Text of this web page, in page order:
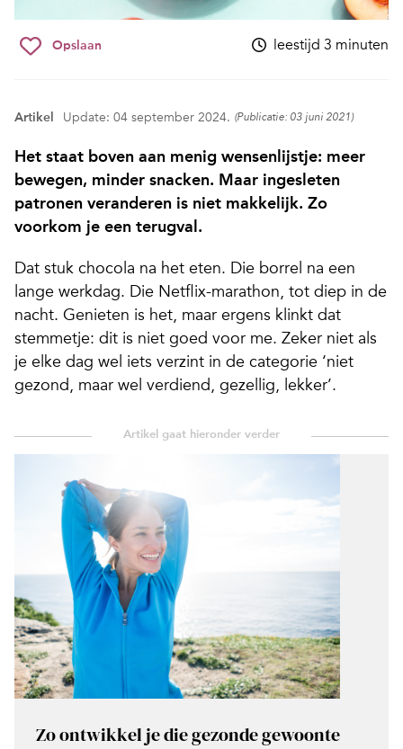
Opslaan leestijd 3 minuten
Artikel Update: 04 september 2024. (Publicatie: 03 juni 2021)
Het staat boven aan menig wensenlijstje: meer
bewegen, minder snacken. Maar ingesleten
patronen veranderen is niet makkelijk. Zo
voorkom je een terugval.
Dat stuk chocola na het eten. Die borrel na een
lange werkdag. Die Netflix-marathon, tot diep in de
nacht. Genieten is het, maar ergens klinkt dat
stemmetje: dit is niet goed voor me. Zeker niet als
je elke dag wel iets verzint in de categorie ‘niet
gezond, maar wel verdiend, gezellig, lekker’.
Zo ontwikkel je die gezonde gewoonte